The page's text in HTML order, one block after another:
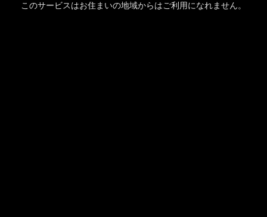
このサービスはお住まいの地域からはご利用になれません。